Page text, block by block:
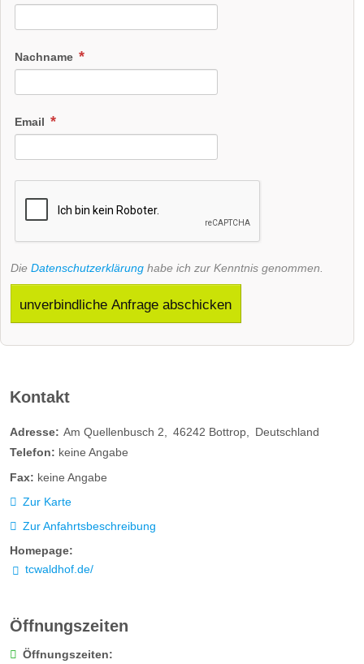
Nachname
Email
Die Datenschutzerklärung habe ich zur Kenntnis genommen.
unverbindliche Anfrage abschicken
Kontakt
Adresse: Am Quellenbusch 2 46242 Bottrop
Deutschland
Telefon: keine Angabe
Fax: keine Angabe
Zur Karte
Zur Anfahrtsbeschreibung
Homepage:
tcwaldhof.de/
Öffnungszeiten
Öffnungszeiten: